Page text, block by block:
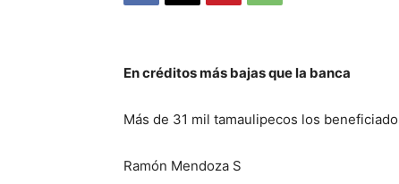
En créditos más bajas que la banca
Más de 31 mil tamaulipecos los
Ramón Mendoza S